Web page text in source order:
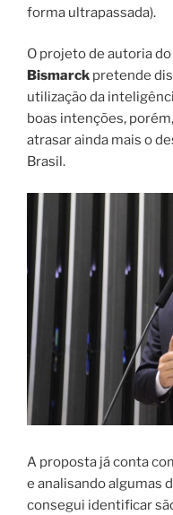
forma ultrapassada).
O projeto de autoria
Bismarck pretende
utilização da
boas intenções,
atrasar ainda mais o
Brasil.
A proposta já conta
e analisando algumas
consegui identificar